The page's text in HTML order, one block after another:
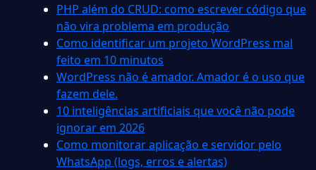
PHP além do CRUD: como escrever código que
não vira problema em produção
Como identificar um projeto WordPress mal
feito em 10 minutos
WordPress não é amador. Amador é o uso que
fazem dele.
10 inteligências artificiais que você não pode
ignorar em 2026
Como monitorar aplicação e servidor pelo
WhatsApp (logs, erros e alertas)